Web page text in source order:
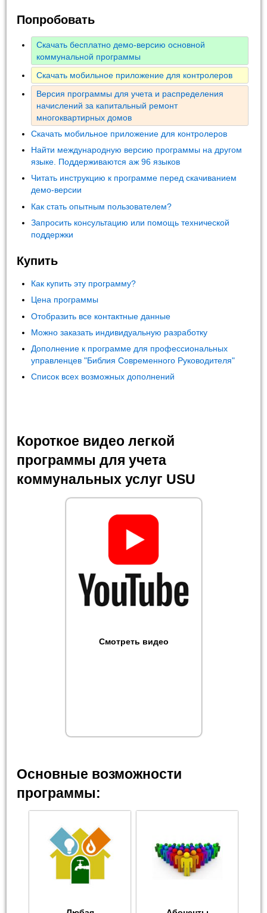
Попробовать
Скачать бесплатно демо-версию основной
коммунальной программы
Скачать мобильное приложение для контролеров
Версия программы для учета и распределения
начислений за капитальный ремонт
многоквартирных домов
Скачать мобильное приложение для контролеров
Найти международную версию программы на другом
языке. Поддерживаются аж 96 языков
Читать инструкцию к программе перед скачиванием
демо-версии
Как стать опытным пользователем?
Запросить консультацию или помощь технической
поддержки
Купить
Как купить эту программу?
Цена программы
Отобразить все контактные данные
Можно заказать индивидуальную разработку
Дополнение к программе для профессиональных
управленцев "Библия Современного Руководителя"
Список всех возможных дополнений
Короткое видео легкой
программы для учета
коммунальных услуг USU
Смотреть видео
Основные возможности
программы: